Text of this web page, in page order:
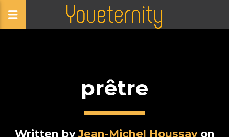
prêtre
Written byJean-Michel Houssayon